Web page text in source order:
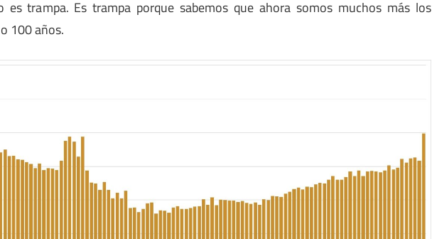
es trampa. Es trampa porque sabemos que ahora somos muchos más los
100 años.